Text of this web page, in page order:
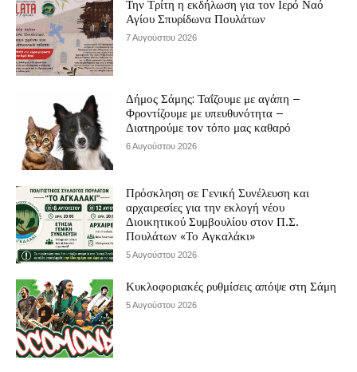
Την Τρίτη η εκδήλωση για τον Ιερό Ναό
Αγίου Σπυρίδωνα Πουλάτων
7 Αυγούστου 2026
Δήμος Σάμης: Ταΐζουμε με αγάπη –
Φροντίζουμε με υπευθυνότητα –
Διατηρούμε τον τόπο μας καθαρό
6 Αυγούστου 2026
Πρόσκληση σε Γενική Συνέλευση και
αρχαιρεσίες για την εκλογή νέου
Διοικητικού Συμβουλίου στον Π.Σ.
Πουλάτων «Το Αγκαλάκι»
5 Αυγούστου 2026
Κυκλοφοριακές ρυθμίσεις απόψε στη Σάμη
5 Αυγούστου 2026